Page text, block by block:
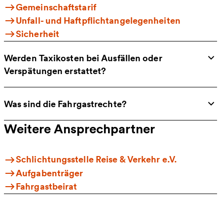
Gemeinschaftstarif
Unfall- und Haftpflichtangelegenheiten
Sicherheit
Werden Taxikosten bei Ausfällen oder
Verspätungen erstattet?
Was sind die Fahrgastrechte?
Weitere Ansprechpartner
Schlichtungsstelle Reise & Verkehr e.V.
Aufgabenträger
Fahrgastbeirat